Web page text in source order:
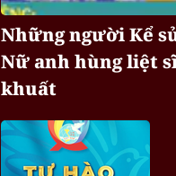
Những người Kể
Nữ anh hùng liệt
khuất